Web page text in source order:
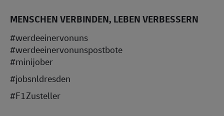
MENSCHEN VERBINDEN, LEBEN VERBESSERN
#werdeeinervonuns
#werdeeinervonunspostbote
#minijober
#jobsnldresden
#F1Zusteller